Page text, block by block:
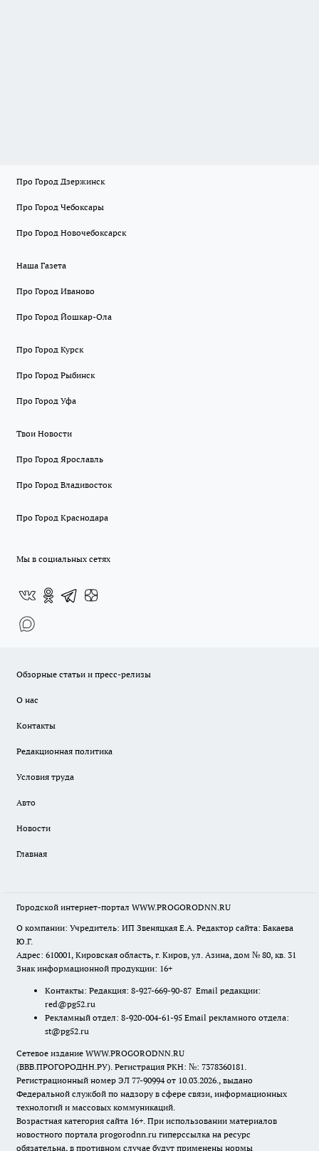
Про Город Дзержинск
Про Город Чебоксары
Про Город Новочебоксарск
Наша Газета
Про Город Иваново
Про Город Йошкар-Ола
Про Город Курск
Про Город Рыбинск
Про Город Уфа
Твои Новости
Про Город Ярославль
Про Город Владивосток
Про Город Краснодара
Мы в социальных сетях
Обзорные статьи и пресс-релизы
О нас
Контакты
Редакционная политика
Условия труда
Авто
Новости
Главная
Городской интернет-портал WWW.PROGORODNN.RU
О компании: Учредитель: ИП Звеняцкая Е.А. Редактор сайта: Бакаева
Ю.Г.
Адрес: 610001, Кировская область, г. Киров, ул. Азина, дом № 80, кв. 31
Знак информационной продукции: 16+
Контакты: Редакция: 8-927-669-90-87 Email редакции:
red@pg52.ru
Рекламный отдел: 8-920-004-61-95 Email рекламного отдела:
st@pg52.ru
Сетевое издание WWW.PROGORODNN.RU
(ВВВ.ПРОГОРОДНН.РУ). Регистрация РКН: №: 7378360181.
Регистрационный номер ЭЛ 77-90994 от 10.03.2026., выдано
Федеральной службой по надзору в сфере связи, информационных
технологий и массовых коммуникаций.
Возрастная категория сайта 16+. При использовании материалов
новостного портала progorodnn.ru гиперссылка на ресурс
обязательна, в противном случае будут применены нормы